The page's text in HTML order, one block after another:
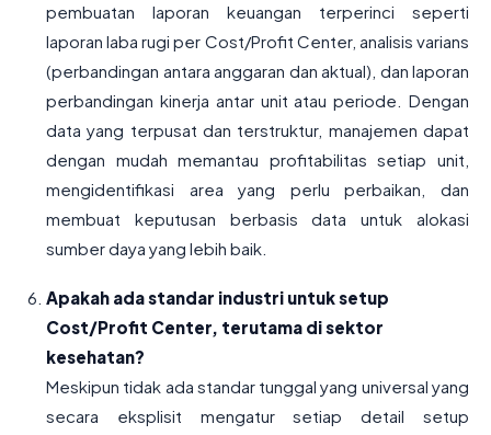
pembuatan laporan keuangan terperinci seperti
laporan laba rugi per Cost/Profit Center, analisis varians
(perbandingan antara anggaran dan aktual), dan laporan
perbandingan kinerja antar unit atau periode. Dengan
data yang terpusat dan terstruktur, manajemen dapat
dengan mudah memantau profitabilitas setiap unit,
mengidentifikasi area yang perlu perbaikan, dan
membuat keputusan berbasis data untuk alokasi
sumber daya yang lebih baik.
Apakah ada standar industri untuk setup
Cost/Profit Center, terutama di sektor
kesehatan?
Meskipun tidak ada standar tunggal yang universal yang
secara eksplisit mengatur setiap detail setup